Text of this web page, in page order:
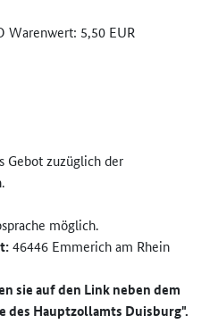
Warenwert: 5,50 EUR
Gebot zuzüglich der
möglich.
46446 Emmerich am Rhein
sie auf den Link neben dem
Hauptzollamts Duisburg".